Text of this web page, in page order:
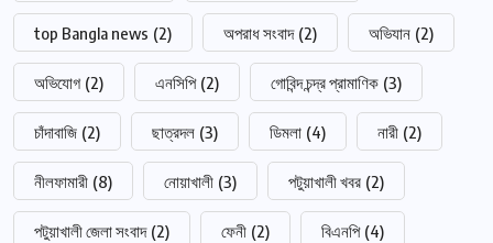
top Bangla news (2) অপরাধ সংবাদ (2) অভিযান (2)
অভিযোগ (2) এনসিপি (2) গোবিন্দ চন্দ্র প্রামাণিক (3)
চাঁদাবাজি (2) ছাত্রদল (3) ডিমলা (4) নারী (2)
নীলফামারী (8) নোয়াখালী (3) পটুয়াখালী খবর (2)
পটুয়াখালী জেলা সংবাদ (2) ফেনী (2) বিএনপি (4)